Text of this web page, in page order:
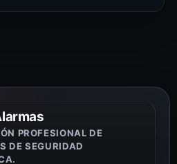
PROFESIONAL DE
DE SEGURIDAD